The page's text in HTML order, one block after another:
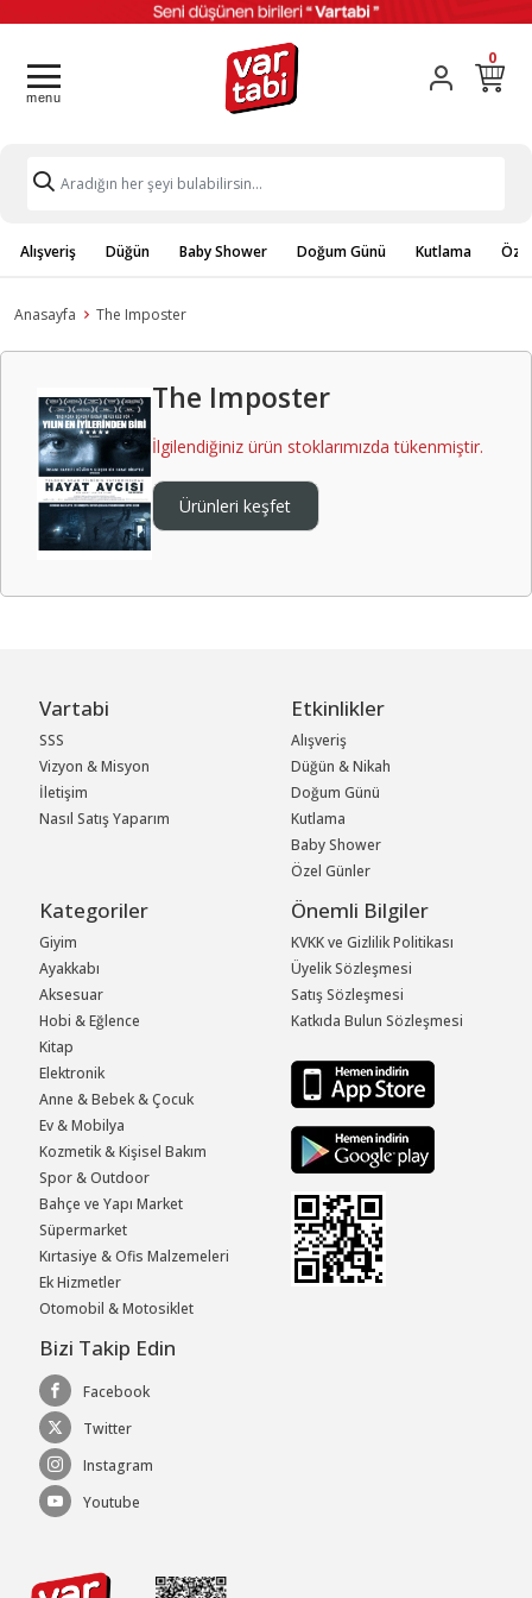
0
Alışveriş Düğün Baby Shower Doğum Günü Kutlama
Anasayfa The Imposter
The Imposter
İlgilendiğiniz ürün stoklarımızda tükenmiştir.
Ürünleri keşfet
Vartabi
SSS
Vizyon & Misyon
İletişim
Nasıl Satış Yaparım
Etkinlikler
Alışveriş
Düğün & Nikah
Doğum Günü
Kutlama
Baby Shower
Özel Günler
Kategoriler
Giyim
Ayakkabı
Aksesuar
Hobi & Eğlence
Kitap
Elektronik
Anne & Bebek & Çocuk
Ev & Mobilya
Kozmetik & Kişisel Bakım
Spor & Outdoor
Bahçe ve Yapı Market
Süpermarket
Kırtasiye & Ofis Malzemeleri
Ek Hizmetler
Otomobil & Motosiklet
Önemli Bilgiler
KVKK ve Gizlilik Politikası
Üyelik Sözleşmesi
Satış Sözleşmesi
Katkıda Bulun Sözleşmesi
Bizi Takip Edin
Facebook
Twitter
Instagram
Youtube